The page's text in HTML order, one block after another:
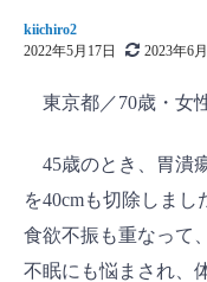
kiichiro2
2022年5月17日
2023年6
東京都／70歳・女
45歳のとき、胃潰
を40cmも切除しま
食欲不振も重なって
不眠にも悩まされ、